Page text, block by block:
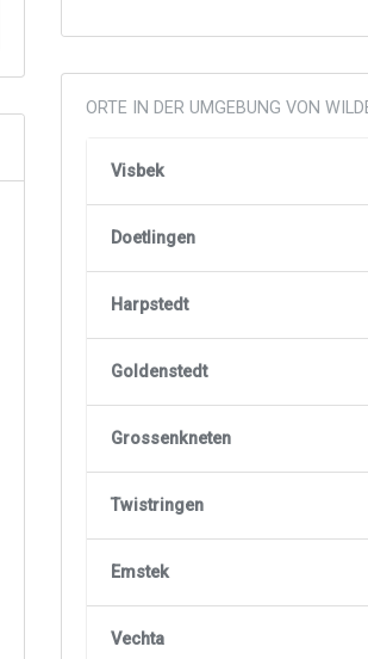
ORTE IN DER UMGEBUNG VON
Visbek
Doetlingen
Harpstedt
Goldenstedt
Grossenkneten
Twistringen
Emstek
Vechta